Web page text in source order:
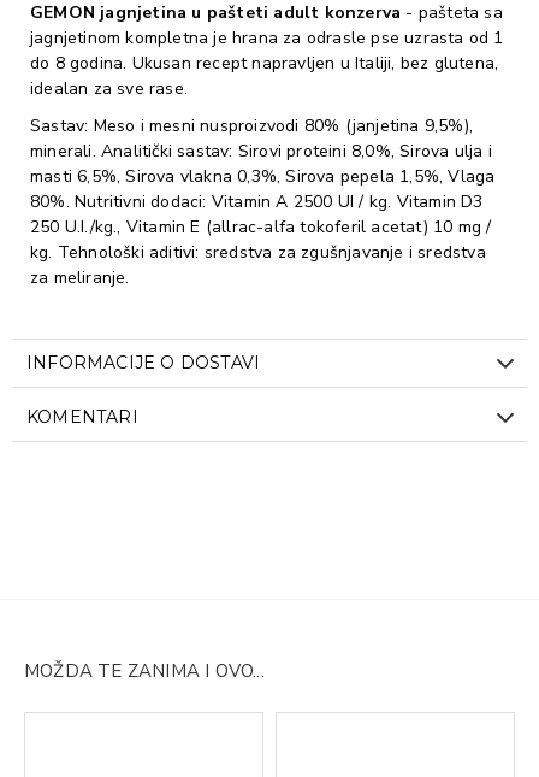
GEMON jagnjetina u pašteti adult konzerva - pašteta sa
jagnjetinom kompletna je hrana za odrasle pse uzrasta od 1
do 8 godina. Ukusan recept napravljen u Italiji, bez glutena,
idealan za sve rase.
Sastav: Meso i mesni nusproizvodi 80% (janjetina 9,5%),
minerali. Analitički sastav: Sirovi proteini 8,0%, Sirova ulja i
masti 6,5%, Sirova vlakna 0,3%, Sirova pepela 1,5%, Vlaga
80%. Nutritivni dodaci: Vitamin A 2500 UI / kg. Vitamin D3
250 U.I./kg., Vitamin E (allrac-alfa tokoferil acetat) 10 mg /
kg. Tehnološki aditivi: sredstva za zgušnjavanje i sredstva
za meliranje.
INFORMACIJE O DOSTAVI
KOMENTARI
MOŽDA TE ZANIMA I OVO...